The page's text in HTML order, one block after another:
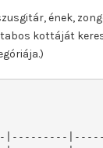
ének,
kottáját